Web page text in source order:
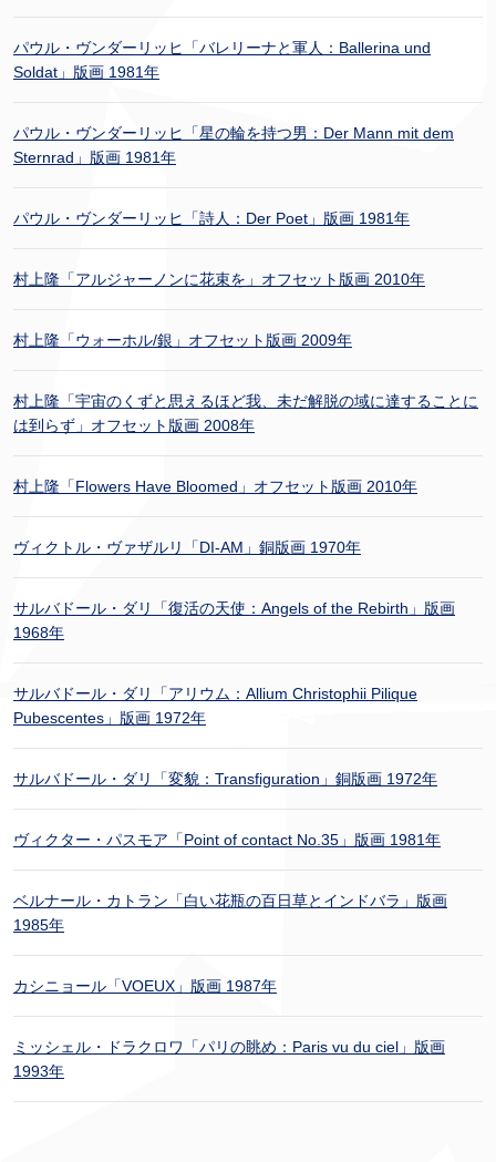
パウル・ヴンダーリッヒ「バレリーナと軍人：Ballerina und
Soldat」版画 1981年
パウル・ヴンダーリッヒ「星の輪を持つ男：Der Mann mit dem
Sternrad」版画 1981年
パウル・ヴンダーリッヒ「詩人：Der Poet」版画 1981年
村上隆「アルジャーノンに花束を」オフセット版画 2010年
村上隆「ウォーホル/銀」オフセット版画 2009年
村上隆「宇宙のくずと思えるほど我、未だ解脱の域に達することに
は到らず」オフセット版画 2008年
村上隆「Flowers Have Bloomed」オフセット版画 2010年
ヴィクトル・ヴァザルリ「DI-AM」銅版画 1970年
サルバドール・ダリ「復活の天使：Angels of the Rebirth」版画
1968年
サルバドール・ダリ「アリウム：Allium Christophii Pilique
Pubescentes」版画 1972年
サルバドール・ダリ「変貌：Transfiguration」銅版画 1972年
ヴィクター・パスモア「Point of contact No.35」版画 1981年
ベルナール・カトラン「白い花瓶の百日草とインドバラ」版画
1985年
カシニョール「VOEUX」版画 1987年
ミッシェル・ドラクロワ「パリの眺め：Paris vu du ciel」版画
1993年